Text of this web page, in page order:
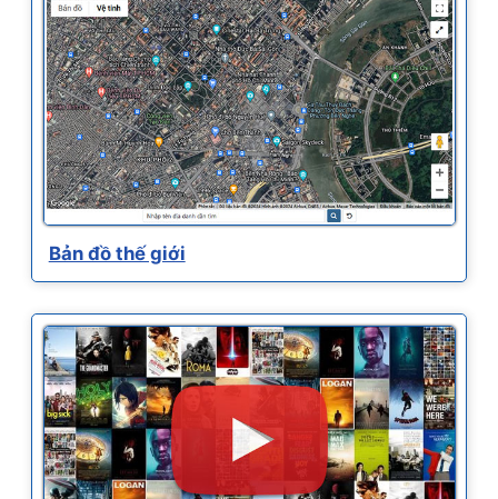
Bản đồ thế giới